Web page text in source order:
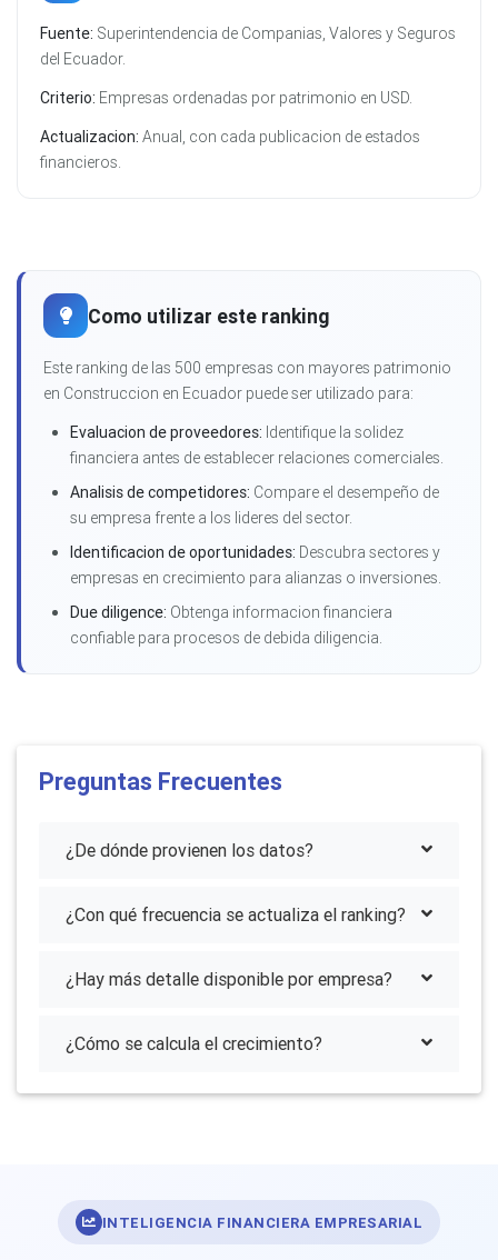
Fuente: Superintendencia de Companias, Valores y Seguros
del Ecuador.
Criterio: Empresas ordenadas por patrimonio en USD.
Actualizacion: Anual, con cada publicacion de estados
financieros.
Como utilizar este ranking
Este ranking de las 500 empresas con mayores patrimonio
en Construccion en Ecuador puede ser utilizado para:
Evaluacion de proveedores: Identifique la solidez
financiera antes de establecer relaciones comerciales.
Analisis de competidores: Compare el desempeño de
su empresa frente a los lideres del sector.
Identificacion de oportunidades: Descubra sectores y
empresas en crecimiento para alianzas o inversiones.
Due diligence: Obtenga informacion financiera
confiable para procesos de debida diligencia.
Preguntas Frecuentes
¿De dónde provienen los datos?
¿Con qué frecuencia se actualiza el ranking?
¿Hay más detalle disponible por empresa?
¿Cómo se calcula el crecimiento?
INTELIGENCIA FINANCIERA EMPRESARIAL